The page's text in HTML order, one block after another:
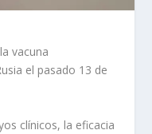
vacuna
el pasado 13 de
clínicos, la eficacia